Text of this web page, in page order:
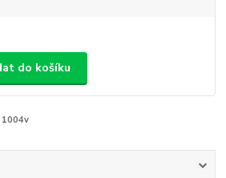
do košíku
1004v